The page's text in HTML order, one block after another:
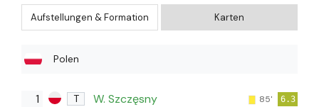
Aufstellungen & Formation Karten
Polen
1 T W. Szczęsny 85' 6.3